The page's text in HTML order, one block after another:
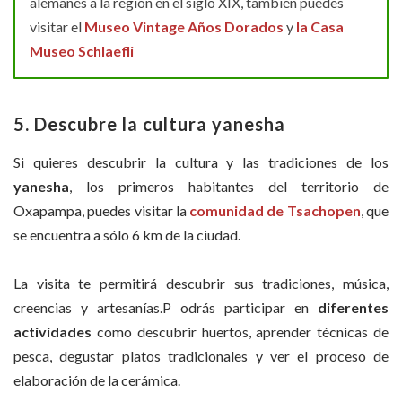
visitar el Museo Vintage Años Dorados y la Casa
Museo Schlaefli
5. Descubre la cultura yanesha
Si quieres descubrir la cultura y las tradiciones de los
yanesha, los primeros habitantes del territorio de
Oxapampa, puedes visitar la comunidad de Tsachopen, que
se encuentra a sólo 6 km de la ciudad.
La visita te permitirá descubrir sus tradiciones, música,
creencias y artesanías.P odrás participar en diferentes
actividades como descubrir huertos, aprender técnicas de
pesca, degustar platos tradicionales y ver el proceso de
elaboración de la cerámica.